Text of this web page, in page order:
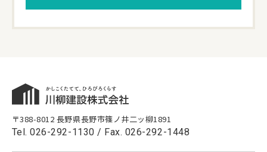
〒388-8012 長野県長野市篠ノ井二ッ柳1891
Tel.026-292-1130 / Fax. 026-292-1448